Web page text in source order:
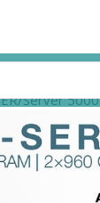
/Server 5000